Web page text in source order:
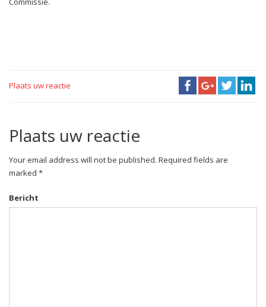
Plaats uw reactie
Plaats uw reactie
Your email address will not be published. Required fields are
marked *
Bericht